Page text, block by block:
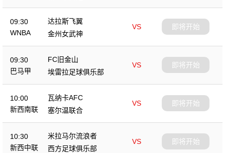
09:30
WNBA
达拉斯飞翼
VS
金州女武神
即将开始
09:30
巴马甲
FC旧金山
VS
埃雷拉足球俱乐部
即将开始
10:00
新西南联
瓦纳卡AFC
VS
塞尔温联合
即将开始
10:30
新西中联
米拉马尔流浪者
VS
西方足球俱乐部
即将开始